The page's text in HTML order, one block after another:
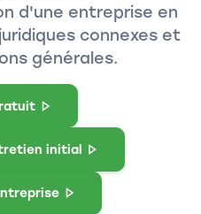
d'une entreprise en
connexes et
générales.
initial